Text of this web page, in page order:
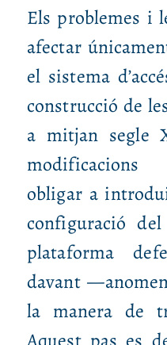
Els problemes i
afectar
el sistema
construcció de
a mitjan segle
obligar a
configuració
plataforma
davant
la manera de